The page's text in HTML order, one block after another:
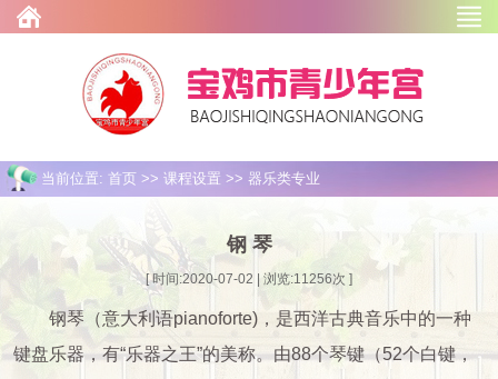
当前位置: 首页 >> 课程设置 >> 器乐类专业
钢 琴
[ 时间:2020-07-02 | 浏览:11256次 ]
钢琴（意大利语pianoforte)，是西洋古典音乐中的一种
键盘乐器，有“乐器之王”的美称。由88个琴键（52个白键，